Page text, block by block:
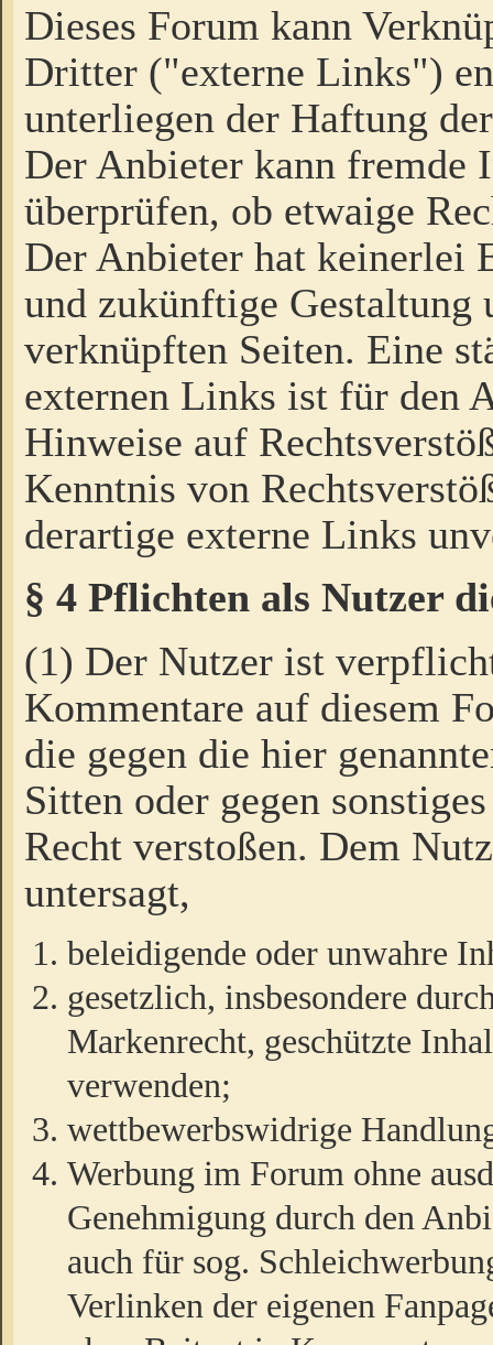
Dieses Forum kann
Dritter ("externe Links")
unterliegen der Haftung
Der Anbieter kann fremde
überprüfen, ob etwaige
Der Anbieter hat keinerlei
und zukünftige Gestaltung
verknüpften Seiten. Eine
externen Links ist für den
Hinweise auf
Kenntnis von
derartige externe Links
§ 4 Pflichten als Nutzer
(1) Der Nutzer ist
Kommentare auf diesem
die gegen die hier
Sitten oder gegen
Recht verstoßen. Dem
untersagt,
beleidigende oder unwahre
gesetzlich, insbesondere
Markenrecht, geschützte
verwenden;
wettbewerbswidrige
Werbung im Forum ohne
Genehmigung durch den
auch für sog.
Verlinken der eigenen